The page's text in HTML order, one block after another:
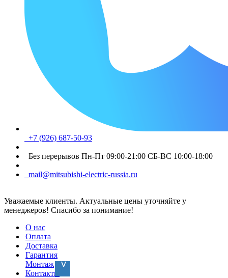
+7 (926) 687-50-93
Без перерывов Пн-Пт 09:00-21:00 СБ-ВС 10:00-18:00
mail@mitsubishi-electric-russia.ru
Уважаемые клиенты. Актуальные цены уточняйте у
менеджеров! Спасибо за понимание!
О нас
Оплата
Доставка
Гарантия
Монтаж
Контакты